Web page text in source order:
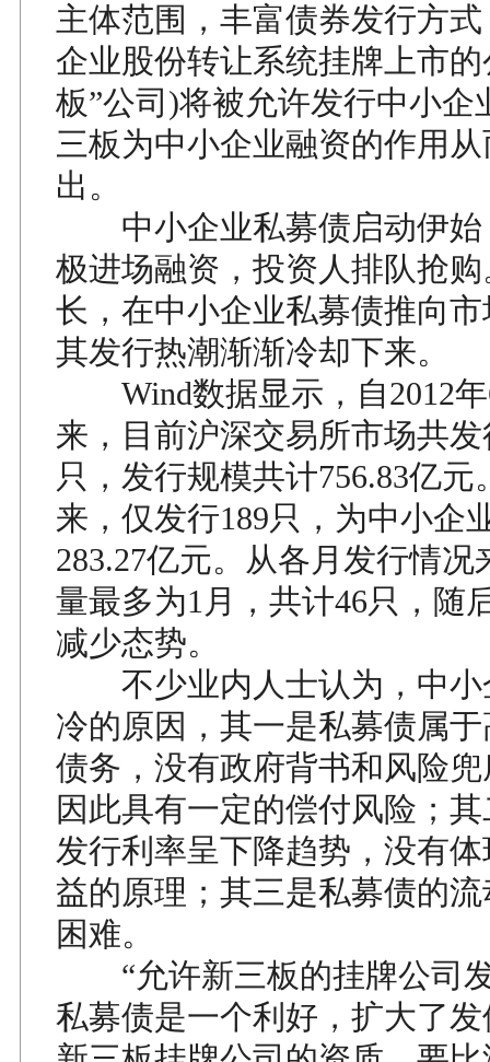
主体范围，丰富债券发行方
企业股份转让系统挂牌上市
板”公司)将被允许发行中小企
三板为中小企业融资的作用
出。
中小企业私募债启动伊始
极进场融资，投资人排队抢
长，在中小企业私募债推向
其发行热潮渐渐冷却下来。
Wind数据显示，自2012年
来，目前沪深交易所市场共发
只，发行规模共计756.83亿元
来，仅发行189只，为中小企
283.27亿元。从各月发行情况
量最多为1月，共计46只，随
减少态势。
不少业内人士认为，中小
冷的原因，其一是私募债属
债务，没有政府背书和风险
因此具有一定的偿付风险；
发行利率呈下降趋势，没有
益的原理；其三是私募债的
困难。
“允许新三板的挂牌公司
私募债是一个利好，扩大了